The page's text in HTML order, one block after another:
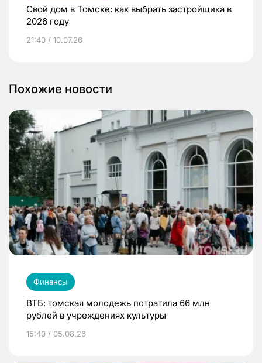
Свой дом в Томске: как выбрать застройщика в
2026 году
21:40 / 10.07.26
Похожие новости
Финансы
ВТБ: томская молодежь потратила 66 млн
рублей в учреждениях культуры
15:40 / 05.08.26